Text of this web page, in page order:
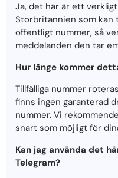
Ja, det här är ett
Storbritannien som kan
offentligt nummer, så
meddelanden den tar
Hur länge kommer
Tillfälliga nummer
finns ingen garanterad
nummer. Vi
snart som möjligt för
Kan jag använda det
Telegram?